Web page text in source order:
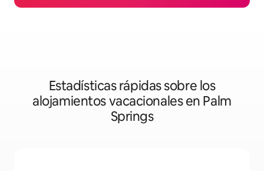
Estadísticas rápidas sobre los
alojamientos vacacionales en Palm
Springs